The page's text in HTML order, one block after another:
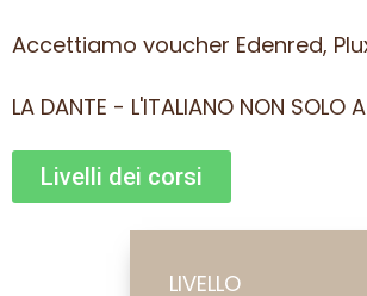
Accettiamo voucher Edenred,
LA DANTE - L'ITALIANO NON SOLO
Livelli dei corsi
LIVELLO